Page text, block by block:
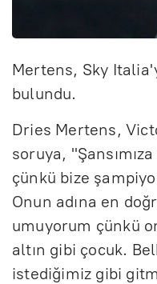
Mertens, Sky
bulundu.
Dries Mertens,
soruya,
çünkü bize
Onun adına en
umuyorum çünkü
altın gibi çocuk.
istediğimiz gibi